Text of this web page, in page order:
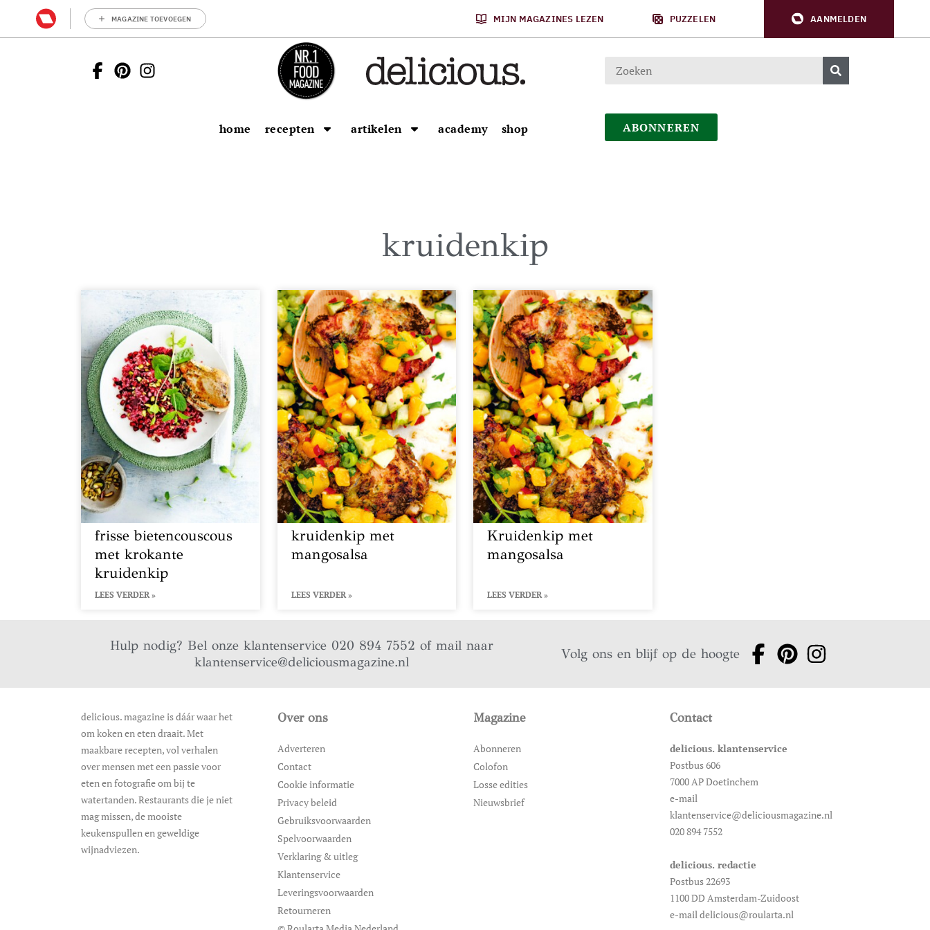
MAGAZINE TOEVOEGEN MIJN MAGAZINES LEZEN PUZZELEN AANMELDEN
home recepten artikelen academy shop ABONNEREN
kruidenkip
frisse bietencouscous
met krokante
kruidenkip
LEES VERDER »
kruidenkip met
mangosalsa
LEES VERDER »
Kruidenkip met
mangosalsa
LEES VERDER »
Hulp nodig? Bel onze klantenservice 020 894 7552 of mail naar
klantenservice@deliciousmagazine.nl
Volg ons en blijf op de hoogte
delicious. magazine is dáár waar het
om koken en eten draait. Met
maakbare recepten, vol verhalen
over mensen met een passie voor
eten en fotografie om bij te
watertanden. Restaurants die je niet
mag missen, de mooiste
keukenspullen en geweldige
wijnadviezen.
Over ons
Adverteren
Contact
Cookie informatie
Privacy beleid
Gebruiksvoorwaarden
Spelvoorwaarden
Verklaring & uitleg
Klantenservice
Leveringsvoorwaarden
Retourneren
Magazine
Abonneren
Colofon
Losse edities
Nieuwsbrief
Contact
delicious. klantenservice
Postbus 606
7000 AP Doetinchem
e-mail
klantenservice@deliciousmagazine.nl
020 894 7552
delicious. redactie
Postbus 22693
1100 DD Amsterdam-Zuidoost
e-mail delicious@roularta.nl